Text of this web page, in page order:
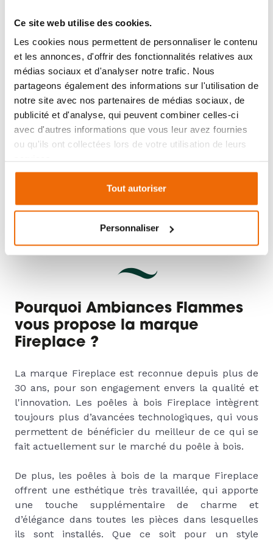
Ce site web utilise des cookies.
Les cookies nous permettent de personnaliser le contenu
et les annonces, d'offrir des fonctionnalités relatives aux
médias sociaux et d'analyser notre trafic. Nous
partageons également des informations sur l'utilisation de
notre site avec nos partenaires de médias sociaux, de
publicité et d'analyse, qui peuvent combiner celles-ci
avec d'autres informations que vous leur avez fournies
ou qu'ils ont collectées lors de votre utilisation de leurs
Tout autoriser
Personnaliser
LA CHALEUR
AUTHENTIQUE AVEC
FIREPLACE : UN CHOIX
ÉTINCELANT PAR
AMBIANCES FLAMMES
Pourquoi Ambiances Flammes
vous propose la marque
Fireplace ?
La marque Fireplace est reconnue depuis plus de
30 ans, pour son engagement envers la qualité et
l'innovation. Les poêles à bois Fireplace intègrent
toujours plus d’avancées technologiques, qui vous
permettent de bénéficier du meilleur de ce qui se
fait actuellement sur le marché du poêle à bois.
De plus, les poêles à bois de la marque Fireplace
offrent une esthétique très travaillée, qui apporte
une touche supplémentaire de charme et
d’élégance dans toutes les pièces dans lesquelles
ils sont installés. Que ce soit pour un style